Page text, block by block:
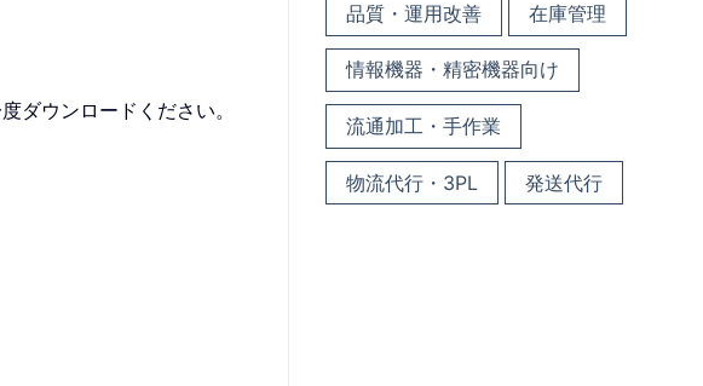
ダウンロードください。
品質・運用改善 在庫管理
情報機器・精密機器向け
流通加工・手作業
物流代行・3PL 発送代行